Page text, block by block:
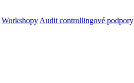
Workshopy Audit controllingové podpory